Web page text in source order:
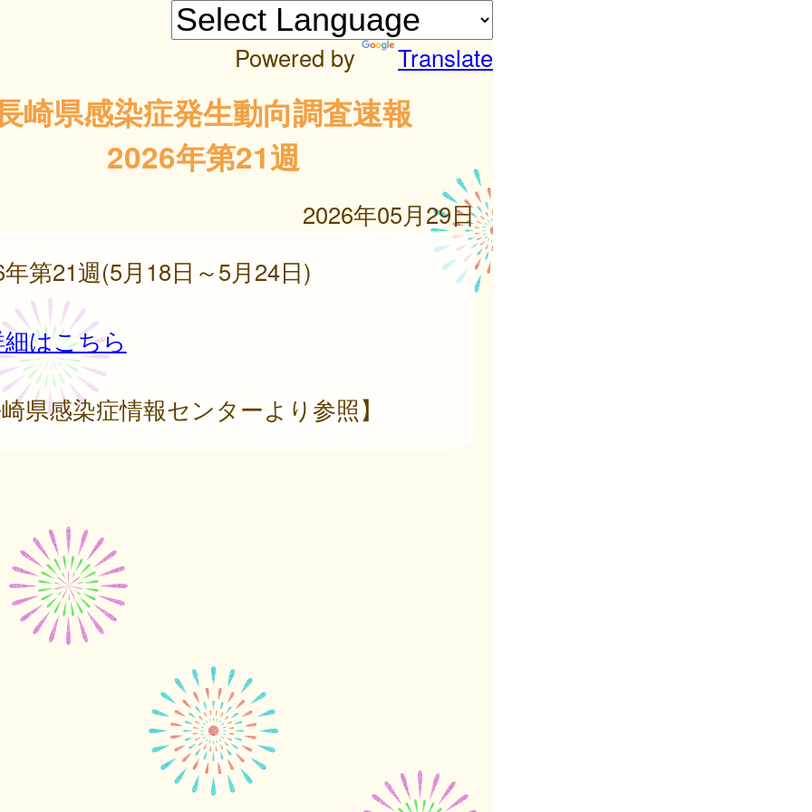
Powered by Translate
崎県感染症発生動向調査速報
2026年第21週
2026年05月29日
第21週(5月18日～5月24日)
はこちら
県感染症情報センターより参照】